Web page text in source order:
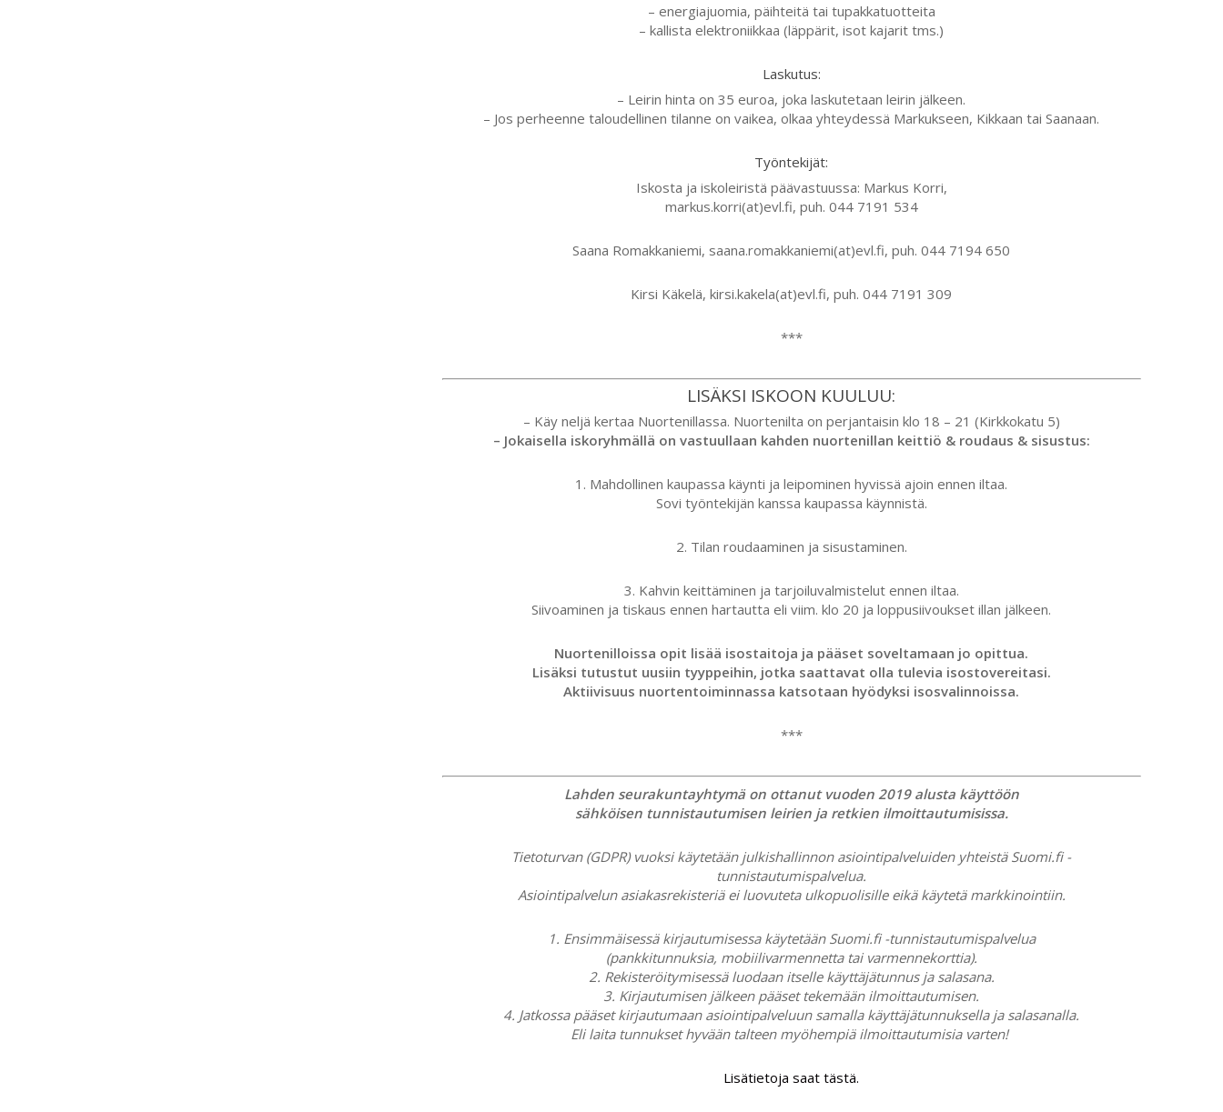
– energiajuomia, päihteitä tai tupakkatuotteita
– kallista elektroniikkaa (läppärit, isot kajarit tms.)
Laskutus:
– Leirin hinta on 35 euroa, joka laskutetaan leirin jälkeen.
– Jos perheenne taloudellinen tilanne on vaikea, olkaa yhteydessä Markukseen, Kikkaan tai Saanaan.
Työntekijät:
Iskosta ja iskoleiristä päävastuussa: Markus Korri,
markus.korri(at)evl.fi, puh. 044 7191 534
Saana Romakkaniemi, saana.romakkaniemi(at)evl.fi, puh. 044 7194 650
Kirsi Käkelä, kirsi.kakela(at)evl.fi, puh. 044 7191 309
***
LISÄKSI ISKOON KUULUU:
– Käy neljä kertaa Nuortenillassa. Nuortenilta on perjantaisin klo 18 – 21 (Kirkkokatu 5)
– Jokaisella iskoryhmällä on vastuullaan kahden nuortenillan keittiö & roudaus & sisustus:
1. Mahdollinen kaupassa käynti ja leipominen hyvissä ajoin ennen iltaa.
Sovi työntekijän kanssa kaupassa käynnistä.
2. Tilan roudaaminen ja sisustaminen.
3. Kahvin keittäminen ja tarjoiluvalmistelut ennen iltaa.
Siivoaminen ja tiskaus ennen hartautta eli viim. klo 20 ja loppusiivoukset illan jälkeen.
Nuortenilloissa opit lisää isostaitoja ja pääset soveltamaan jo opittua.
Lisäksi tutustut uusiin tyyppeihin, jotka saattavat olla tulevia isostovereitasi.
Aktiivisuus nuortentoiminnassa katsotaan hyödyksi isosvalinnoissa.
***
Lahden seurakuntayhtymä on ottanut vuoden 2019 alusta käyttöön
sähköisen tunnistautumisen leirien ja retkien ilmoittautumisissa.
Tietoturvan (GDPR) vuoksi käytetään julkishallinnon asiointipalveluiden yhteistä Suomi.fi -
tunnistautumispalvelua.
Asiointipalvelun asiakasrekisteriä ei luovuteta ulkopuolisille eikä käytetä markkinointiin.
1. Ensimmäisessä kirjautumisessa käytetään Suomi.fi -tunnistautumispalvelua
(pankkitunnuksia, mobiilivarmennetta tai varmennekorttia).
2. Rekisteröitymisessä luodaan itselle käyttäjätunnus ja salasana.
3. Kirjautumisen jälkeen pääset tekemään ilmoittautumisen.
4. Jatkossa pääset kirjautumaan asiointipalveluun samalla käyttäjätunnuksella ja salasanalla.
Eli laita tunnukset hyvään talteen myöhempiä ilmoittautumisia varten!
Lisätietoja saat tästä.